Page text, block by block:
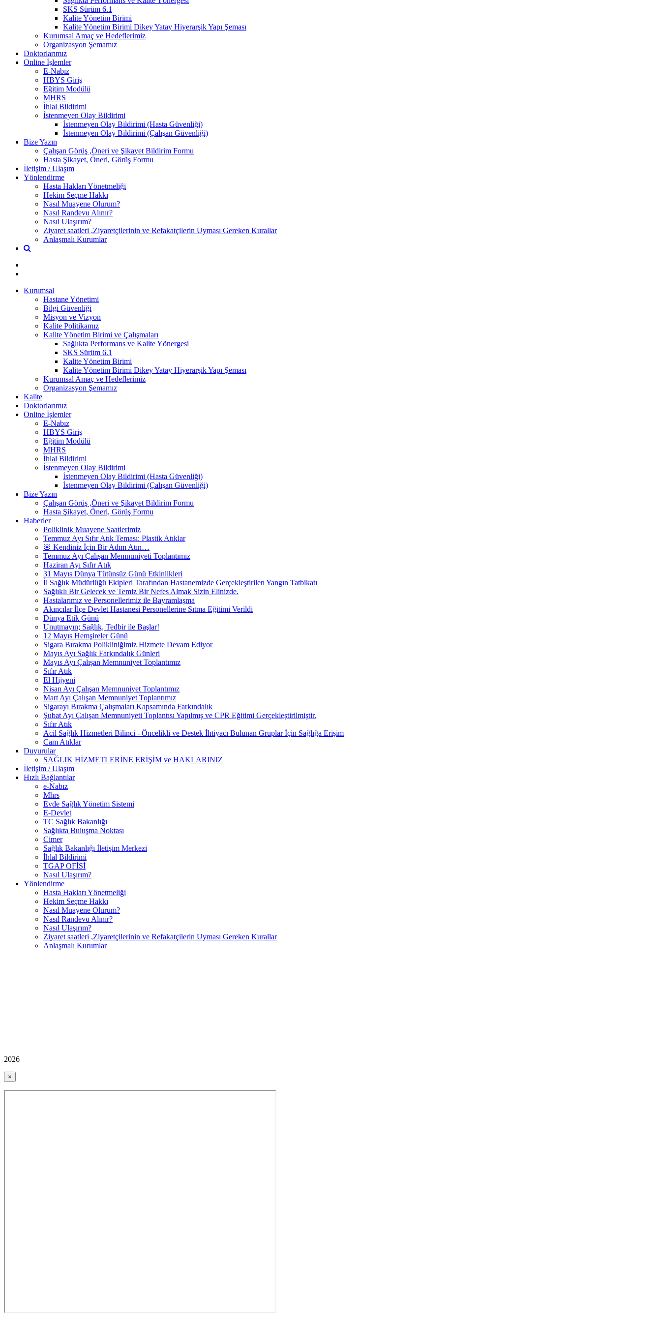
SKS Sürüm 6.1
Kalite Yönetim Birimi
Kalite Yönetim Birimi Dikey Yatay Hiyerarşik Yapı Şeması
Kurumsal Amaç ve Hedeflerimiz
Organizasyon Şemamız
Doktorlarımız
Online İşlemler
E-Nabız
HBYS Giriş
Eğitim Modülü
MHRS
İhlal Bildirimi
İstenmeyen Olay Bildirimi
İstenmeyen Olay Bildirimi (Hasta Güvenliği)
İstenmeyen Olay Bildirimi (Çalışan Güvenliği)
Bize Yazın
Çalışan Görüş ,Öneri ve Şikayet Bildirim Formu
Hasta Şikayet, Öneri, Görüş Formu
İletişim / Ulaşım
Yönlendirme
Hasta Hakları Yönetmeliği
Hekim Seçme Hakkı
Nasıl Muayene Olurum?
Nasıl Randevu Alınır?
Nasıl Ulaşırım?
Ziyaret saatleri ,Ziyaretçilerinin ve Refakatçilerin Uyması Gereken Kurallar
Anlaşmalı Kurumlar
Kurumsal
Hastane Yönetimi
Bilgi Güvenliği
Misyon ve Vizyon
Kalite Politikamız
Kalite Yönetim Birimi ve Çalışmaları
Sağlıkta Performans ve Kalite Yönergesi
SKS Sürüm 6.1
Kalite Yönetim Birimi
Kalite Yönetim Birimi Dikey Yatay Hiyerarşik Yapı Şeması
Kurumsal Amaç ve Hedeflerimiz
Organizasyon Şemamız
Kalite
Doktorlarımız
Online İşlemler
E-Nabız
HBYS Giriş
Eğitim Modülü
MHRS
İhlal Bildirimi
İstenmeyen Olay Bildirimi
İstenmeyen Olay Bildirimi (Hasta Güvenliği)
İstenmeyen Olay Bildirimi (Çalışan Güvenliği)
Bize Yazın
Çalışan Görüş ,Öneri ve Şikayet Bildirim Formu
Hasta Şikayet, Öneri, Görüş Formu
Haberler
Poliklinik Muayene Saatlerimiz
Temmuz Ayı Sıfır Atık Teması: Plastik Atıklar
🌸 Kendiniz İçin Bir Adım Atın…
Temmuz Ayı Çalışan Memnuniyeti Toplantımız
Haziran Ayı Sıfır Atık
31 Mayıs Dünya Tütünsüz Günü Etkinlikleri
İl Sağlık Müdürlüğü Ekipleri Tarafından Hastanemizde Gerçekleştirilen Yangın Tatbikatı
Sağlıklı Bir Gelecek ve Temiz Bir Nefes Almak Sizin Elinizde.
Hastalarımız ve Personellerimiz ile Bayramlaşma
Akıncılar İlçe Devlet Hastanesi Personellerine Sıtma Eğitimi Verildi
Dünya Etik Günü
Unutmayın; Sağlık, Tedbir ile Başlar!
12 Mayıs Hemşireler Günü
Sigara Bırakma Polikliniğimiz Hizmete Devam Ediyor
Mayıs Ayı Sağlık Farkındalık Günleri
Mayıs Ayı Çalışan Memnuniyet Toplantımız
Sıfır Atık
El Hijyeni
Nisan Ayı Çalışan Memnuniyet Toplantımız
Mart Ayı Çalışan Memnuniyet Toplantımız
Sigarayı Bırakma Çalışmaları Kapsamında Farkındalık
Şubat Ayı Çalışan Memnuniyeti Toplantısı Yapılmış ve CPR Eğitimi Gerçekleştirilmiştir.
Sıfır Atık
Acil Sağlık Hizmetleri Bilinci - Öncelikli ve Destek İhtiyacı Bulunan Gruplar İçin Sağlığa Erişim
Cam Atıklar
Duyurular
SAĞLIK HİZMETLERİNE ERİŞİM ve HAKLARINIZ
İletişim / Ulaşım
Hızlı Bağlantılar
e-Nabız
Mhrs
Evde Sağlık Yönetim Sistemi
E-Devlet
TC Sağlık Bakanlığı
Sağlıkta Buluşma Noktası
Cimer
Sağlık Bakanlığı İletişim Merkezi
İhlal Bildirimi
TGAP OFİSİ
Nasıl Ulaşırım?
Yönlendirme
Hasta Hakları Yönetmeliği
Hekim Seçme Hakkı
Nasıl Muayene Olurum?
Nasıl Randevu Alınır?
Nasıl Ulaşırım?
Ziyaret saatleri ,Ziyaretçilerinin ve Refakatçilerin Uyması Gereken Kurallar
Anlaşmalı Kurumlar
2026
×